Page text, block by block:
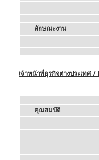
ลักษณะงาน
เจ้าหน้าที่ธุรกิจต่างประเทศ /
คุณสมบัติ